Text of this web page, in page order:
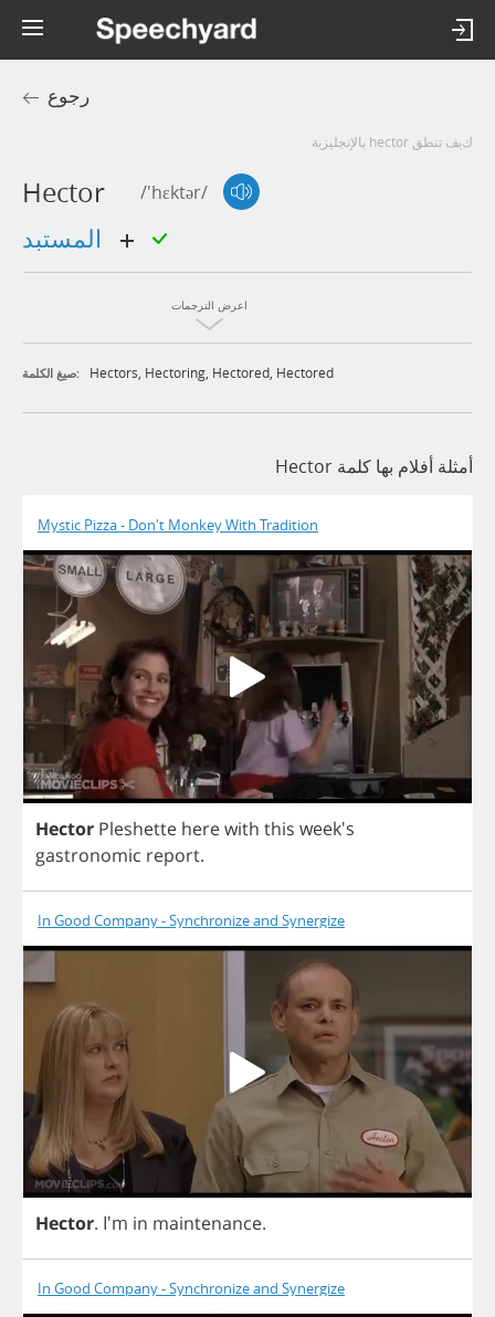
رجوع
كيف تنطق hector بالإنجليزية
Hector /'hɛktər/
اعرض الترجمات
صيغ الكلمة: Hectors, Hectoring, Hectored, Hectored
أمثلة أفلام بها كلمة Hector
Mystic Pizza - Don't Monkey With Tradition
Hector Pleshette herewith this week's
gastronomic report.
In Good Company - Synchronize and Synergize
Hector. I'm in maintenance.
In Good Company - Synchronize and Synergize